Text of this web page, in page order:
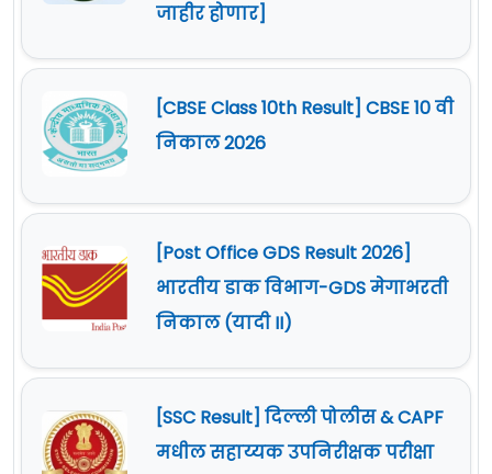
जाहीर होणार]
[CBSE Class 10th Result] CBSE 10 वी
निकाल 2026
[Post Office GDS Result 2026]
भारतीय डाक विभाग-GDS मेगाभरती
निकाल (यादी II)
[SSC Result] दिल्ली पोलीस & CAPF
मधील सहाय्यक उपनिरीक्षक परीक्षा